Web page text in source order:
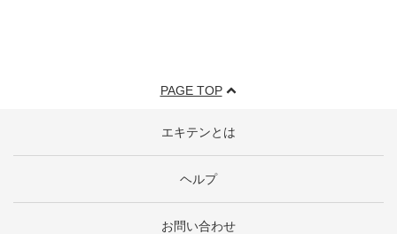
PAGE TOP
エキテンとは
ヘルプ
お問い合わせ